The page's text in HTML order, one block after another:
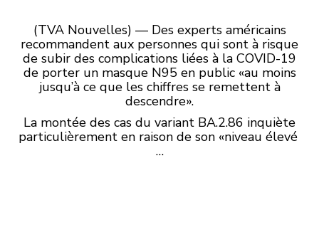
(TVA Nouvelles) — Des experts américains
recommandent aux personnes qui sont à risque
de subir des complications liées à la COVID-19
de porter un masque N95 en public «au moins
jusqu’à ce que les chiffres se remettent à
descendre».
La montée des cas du variant BA.2.86 inquiète
particulièrement en raison de son «niveau élevé
…